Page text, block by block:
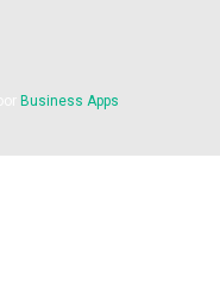
Business Apps